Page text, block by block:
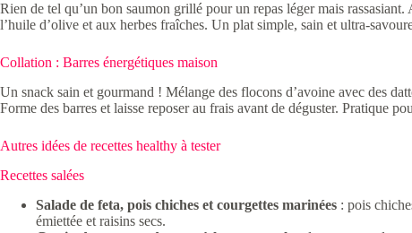
Rien de tel qu’un bon saumon grillé pour un repas léger mais rassasiant.
l’huile d’olive et aux herbes fraîches. Un plat simple, sain et ultra-
Collation : Barres énergétiques maison
Un snack sain et gourmand ! Mélange des flocons d’avoine avec des
Forme des barres et laisse reposer au frais avant de déguster. Pratique
Autres idées de recettes healthy à tester
Recettes salées
Salade de feta, pois chiches et courgettes marinées : pois
émiettée et raisins secs.